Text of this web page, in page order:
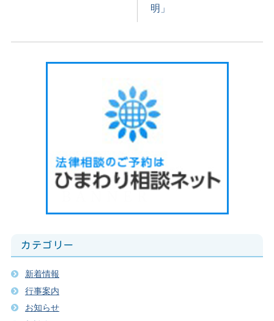
明」
カテゴリー
新着情報
行事案内
お知らせ